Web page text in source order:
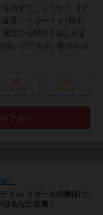
を出すでしょうか？ 【ゲ
理！ ・カードを1枚出
度な心理戦を楽しめま
強いので大きい数字を出
25
お気に入り
96
持ってる
下さい
）
ィ or ミゼール(0獲得)で
あなた次第！